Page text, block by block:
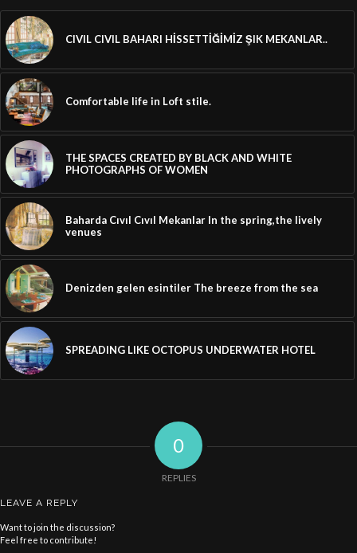
CIVIL CIVIL BAHARI HİSSETTİĞİMİZ ŞIK MEKANLAR..
Comfortable life in Loft stile.
THE SPACES CREATED BY BLACK AND WHITE
PHOTOGRAPHS OF WOMEN
Baharda Cıvıl Cıvıl Mekanlar In the spring,the lively
venues
Denizden gelen esintiler The breeze from the sea
SPREADING LIKE OCTOPUS UNDERWATER HOTEL
0
REPLIES
LEAVE A REPLY
Want to join the discussion?
Feel free to contribute!